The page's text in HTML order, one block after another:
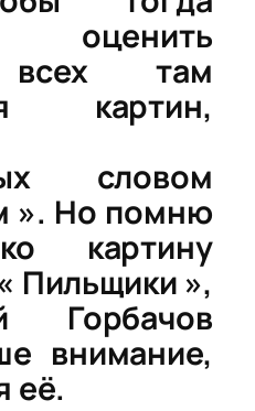
оценить
всех там
картин,
словом
». Но помню
картину
Пильщики »,
Горбачов
внимание,
её.